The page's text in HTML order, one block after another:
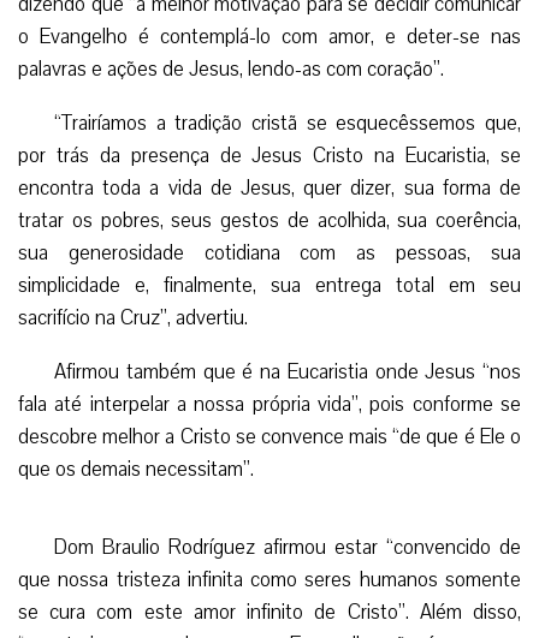
o Evangelho é contemplá-lo com amor, e deter-se nas
palavras e ações de Jesus, lendo-as com coração”.
“Trairíamos a tradição cristã se esquecêssemos que,
por trás da presença de Jesus Cristo na Eucaristia, se
encontra toda a vida de Jesus, quer dizer, sua forma de
tratar os pobres, seus gestos de acolhida, sua coerência,
sua generosidade cotidiana com as pessoas, sua
simplicidade e, finalmente, sua entrega total em seu
sacrifício na Cruz”, advertiu.
Afirmou também que é na Eucaristia onde Jesus “nos
fala até interpelar a nossa própria vida”, pois conforme se
descobre melhor a Cristo se convence mais “de que é Ele o
que os demais necessitam”.
Dom Braulio Rodríguez afirmou estar “convencido de
que nossa tristeza infinita como seres humanos somente
se cura com este amor infinito de Cristo”. Além disso,